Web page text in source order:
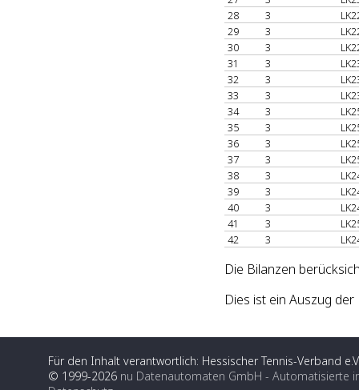
28
3
29
3
30
3
31
3
32
3
33
3
34
3
35
3
36
3
37
3
38
3
39
3
40
3
41
3
42
3
Die Bilanzen
Dies ist ein Auszug
Für den Inhalt verantwortlich: Hessischer Tennis-Verband
© 1999-2026 nu Datenautomaten GmbH - Automatisierte